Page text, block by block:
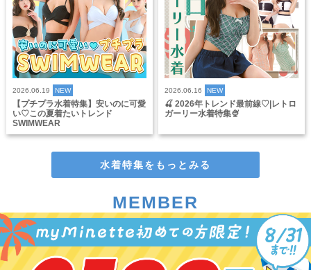
2026.06.19 NEW
【プチプラ水着特集】安いのに可愛
い♡この夏着たいトレンド
SWIMWEAR
2026.06.16 NEW
🍒 2026年トレンド最前線♡|レトロ
ガーリー水着特集🍨
水着特集をもっとみる
MEMBER